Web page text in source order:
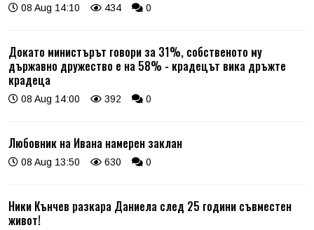
08 Aug 14:10 434 0
Докато министърът говори за 31%, собственото му
държавно дружество е на 58% - крадецът вика дръжте
крадеца
08 Aug 14:00 392 0
Любовник на Ивана намерен заклан
08 Aug 13:50 630 0
Ники Кънчев разкара Даниела след 25 години съвместен
живот!